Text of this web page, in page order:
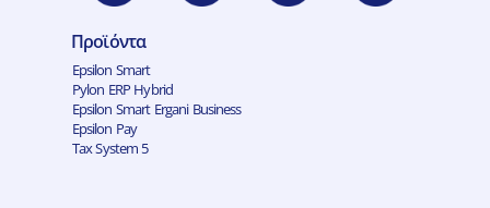
Προϊόντα
Epsilon Smart
Pylon ERP Hybrid
Epsilon Smart Ergani Business
Epsilon Pay
Tax System 5